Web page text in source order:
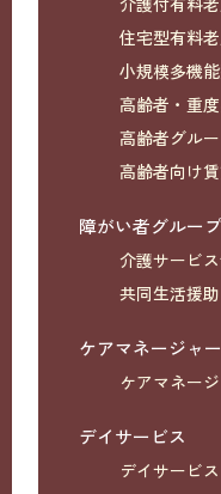
住宅型有料
小規模多機
高齢者・重
高齢者グル
高齢者向け
障がい者グルー
介護サービ
共同生活援助
ケアマネージャー
ケアマネー
デイサービス
デイサービス